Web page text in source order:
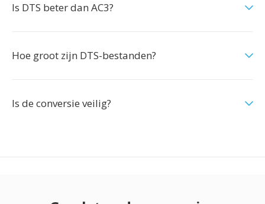
Is DTS beter dan AC3?
Hoe groot zijn DTS-bestanden?
Is de conversie veilig?